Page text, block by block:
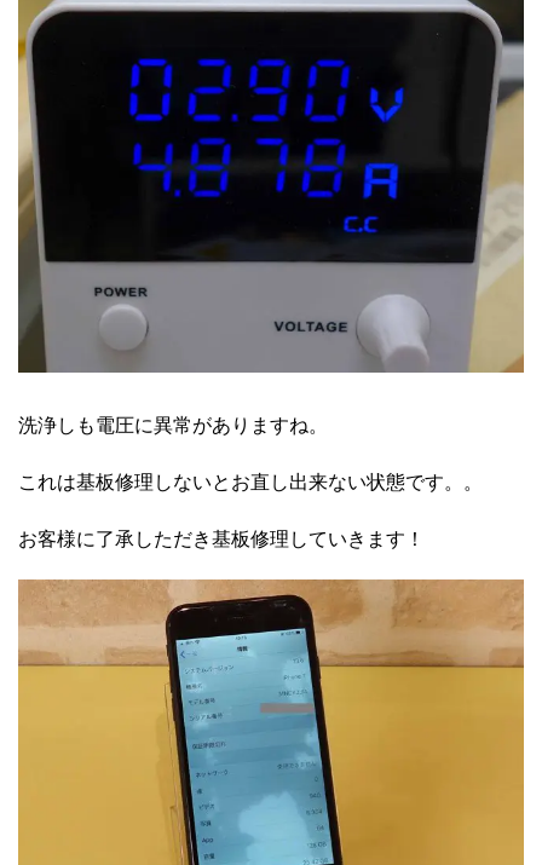
洗浄しも電圧に異常がありますね。
これは基板修理しないとお直し出来ない状態です。。
お客様に了承しただき基板修理していきます！